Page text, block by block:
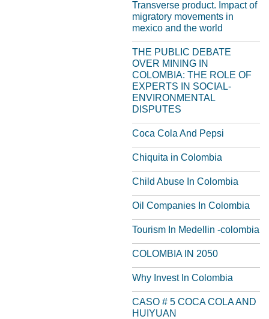
Transverse product. Impact of
migratory movements in
mexico and the world
THE PUBLIC DEBATE
OVER MINING IN
COLOMBIA: THE ROLE OF
EXPERTS IN SOCIAL-
ENVIRONMENTAL
DISPUTES
Coca Cola And Pepsi
Chiquita in Colombia
Child Abuse In Colombia
Oil Companies In Colombia
Tourism In Medellin -colombia
COLOMBIA IN 2050
Why Invest In Colombia
CASO # 5 COCA COLA AND
HUIYUAN